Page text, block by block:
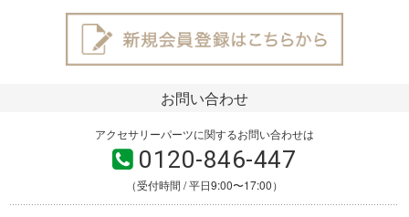
お問い合わせ
アクセサリーパーツに関するお問い合わせは
0120-846-447
（受付時間 / 平日9:00〜17:00）